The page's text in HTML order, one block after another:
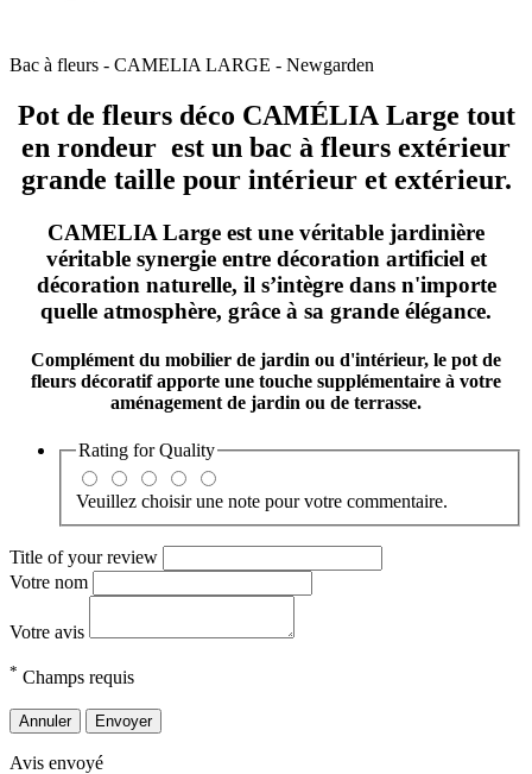
Bac à fleurs - CAMELIA LARGE - Newgarden
Pot de fleurs déco CAMÉLIA Large tout
en rondeur est un bac à fleurs extérieur
grande taille pour intérieur et extérieur.
CAMELIA Large est une véritable jardinière
véritable synergie entre décoration artificiel et
décoration naturelle, il s’intègre dans n'importe
quelle atmosphère, grâce à sa grande élégance.
Complément du mobilier de jardin ou d'intérieur, le pot de
fleurs décoratifapporte une touche supplémentaire à votre
aménagement de jardin ou de terrasse.
Rating forQuality
Veuillez choisir une note pour votre commentaire.
Title of your review
Votre nom
Votre avis
* Champs requis
Annuler Envoyer
Avis envoyé